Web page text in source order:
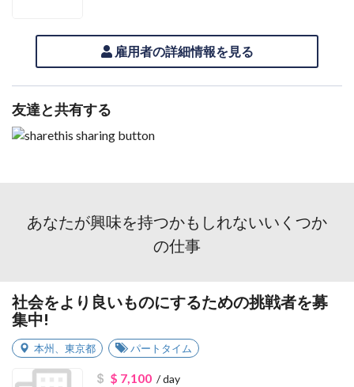
雇用者の詳細情報を見る
友達と共有する
あなたが興味を持つかもしれないいくつか
の仕事
社会をより良いものにするための挑戦者を募
集中!
本州 東京都 パートタイム
$ 7,100/ day